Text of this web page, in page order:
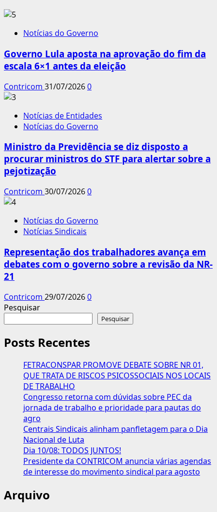
Notícias do Governo
Governo Lula aposta na aprovação do fim da
escala 6×1 antes da eleição
Contricom 31/07/20260
Notícias de Entidades
Notícias do Governo
Ministro da Previdência se diz disposto a
procurar ministros do STF para alertar sobre a
pejotização
Contricom 30/07/20260
Notícias do Governo
Notícias Sindicais
Representação dos trabalhadores avança em
debates com o governo sobre a revisão da NR-
21
Contricom 29/07/20260
Pesquisar
Pesquisar
Posts Recentes
FETRACONSPAR PROMOVE DEBATE SOBRE NR 01,
QUE TRATA DE RISCOS PSICOSSOCIAIS NOS LOCAIS
DE TRABALHO
Congresso retorna com dúvidas sobre PEC da
jornada de trabalho e prioridade para pautas do
agro
Centrais Sindicais alinham panfletagem para o Dia
Nacional de Luta
Dia 10/08: TODOS JUNTOS!
Presidente da CONTRICOM anuncia várias agendas
de interesse do movimento sindical para agosto
Arquivo